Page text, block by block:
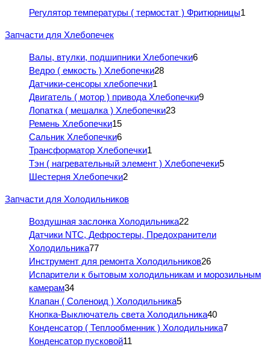
Регулятор температуры ( термостат ) Фритюрницы1
Запчасти для Хлебопечек
Валы, втулки, подшипники Хлебопечки6
Ведро ( емкость ) Хлебопечки28
Датчики-сенсоры хлебопечки1
Двигатель ( мотор ) привода Хлебопечки9
Лопатка ( мешалка ) Хлебопечки23
Ремень Хлебопечки15
Сальник Хлебопечки6
Трансформатор Хлебопечки1
Тэн ( нагревательный элемент ) Хлебопечеки5
Шестерня Хлебопечки2
Запчасти для Холодильников
Воздушная заслонка Холодильника22
Датчики NTC, Дефростеры, Предохранители
Холодильника77
Инструмент для ремонта Холодильников26
Испарители к бытовым холодильникам и морозильным
камерам34
Клапан ( Соленоид ) Холодильника5
Кнопка-Выключатель света Холодильника40
Конденсатор ( Теплообменник ) Холодильника7
Конденсатор пусковой11